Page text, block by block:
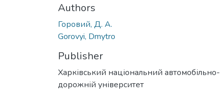
Authors
Горовий, Д. А.
Gorovyi, Dmytro
Publisher
Харківський національний автомобільно-
дорожній університет